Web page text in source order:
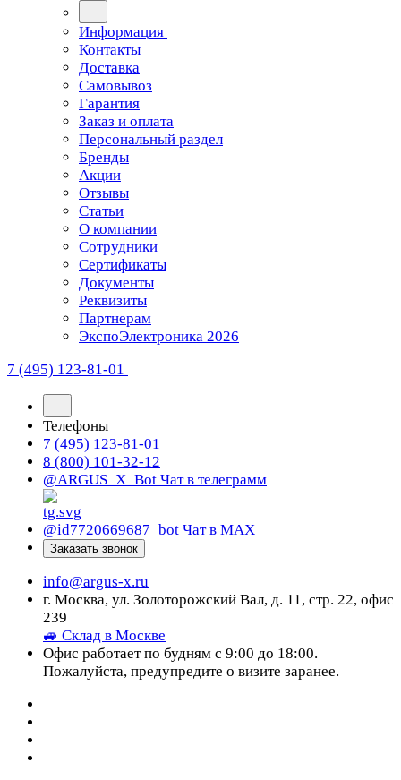
Информация
Контакты
Доставка
Самовывоз
Гарантия
Заказ и оплата
Персональный раздел
Бренды
Акции
Отзывы
Статьи
О компании
Сотрудники
Сертификаты
Документы
Реквизиты
Партнерам
ЭкспоЭлектроника 2026
7 (495) 123-81-01
Телефоны
7 (495) 123-81-01
8 (800) 101-32-12
@ARGUS_X_Bot Чат в телеграмм
@id7720669687_bot Чат в МАХ
Заказать звонок
info@argus-x.ru
г. Москва, ул. Золоторожский Вал, д. 11, стр. 22, офис
239
🚙 Склад в Москве
Офис работает по будням с 9:00 до 18:00.
Пожалуйста, предупредите о визите заранее.